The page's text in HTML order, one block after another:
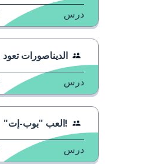
درس
الديناصورات تعود
درس
!العب "بوب-إت"
درس